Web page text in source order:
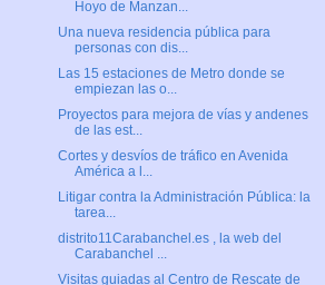
Hoyo de Manzan...
Una nueva residencia pública para
personas con dis...
Las 15 estaciones de Metro donde se
empiezan las o...
Proyectos para mejora de vías y andenes
de las est...
Cortes y desvíos de tráfico en Avenida
América a l...
Litigar contra la Administración Pública: la
tarea...
distrito11Carabanchel.es , la web del
Carabanchel ...
Visitas guiadas al Centro de Rescate de